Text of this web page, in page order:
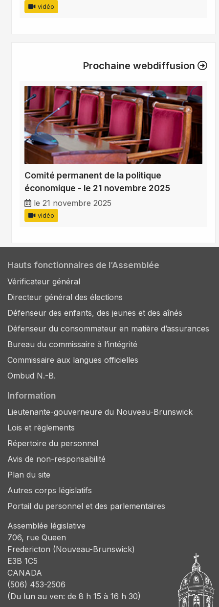
vidéo
Prochaine webdiffusion
Comité permanent de la politique
économique - le 21 novembre 2025
le 21 novembre 2025
vidéo
Hauts fonctionnaires de l’Assemblée
Vérificateur général
Directeur général des élections
Défenseur des enfants, des jeunes et des aînés
Défenseur du consommateur en matière d’assurances
Bureau du commissaire à l’intégrité
Commissaire aux langues officielles
Ombud N.-B.
Information
Lieutenante-gouverneure du Nouveau-Brunswick
Lois et règlements
Répertoire du personnel
Avis de non-responsabilité
Plan du site
Autres corps législatifs
Portail du personnel et des parlementaires
Assemblée législative
706, rue Queen
Fredericton (Nouveau-Brunswick)
E3B 1C5
CANADA
(506) 453-2506
(Du lun au ven: de 8 h 15 à 16 h 30)